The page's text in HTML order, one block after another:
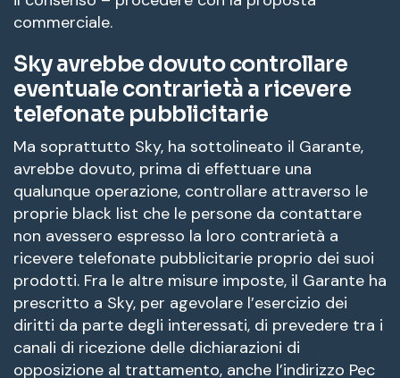
commerciale.
Sky avrebbe dovuto controllare
eventuale contrarietà a ricevere
telefonate pubblicitarie
Ma soprattutto Sky, ha sottolineato il Garante,
avrebbe dovuto, prima di effettuare una
qualunque operazione, controllare attraverso le
proprie black list che le persone da contattare
non avessero espresso la loro contrarietà a
ricevere telefonate pubblicitarie proprio dei suoi
prodotti. Fra le altre misure imposte, il Garante ha
prescritto a Sky, per agevolare l’esercizio dei
diritti da parte degli interessati, di prevedere tra i
canali di ricezione delle dichiarazioni di
opposizione al trattamento, anche l’indirizzo Pec